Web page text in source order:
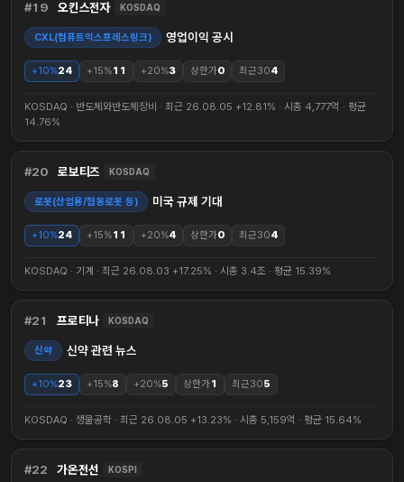
19 오킨스전자 KOSDAQ
CXL(컴퓨트익스프레스링크) 영업이익 공시
+10%24 +15%11 +20%3 상한가0 최근304
KOSDAQ · 반도체와반도체장비 · 최근 26.08.05 +12.81% · 시총 4,777억 · 평균
14.76%
20 로보티즈 KOSDAQ
로봇(산업용/협동로봇 등) 미국 규제 기대
+10%24 +15%11 +20%4 상한가0 최근304
KOSDAQ · 기계 · 최근 26.08.03 +17.25% · 시총 3.4조 · 평균 15.39%
21 프로티나 KOSDAQ
신약 신약 관련 뉴스
+10%23 +15%8 +20%5 상한가1 최근305
KOSDAQ · 생물공학 · 최근 26.08.05 +13.23% · 시총 5,159억 · 평균 15.64%
22 가온전선 KOSPI